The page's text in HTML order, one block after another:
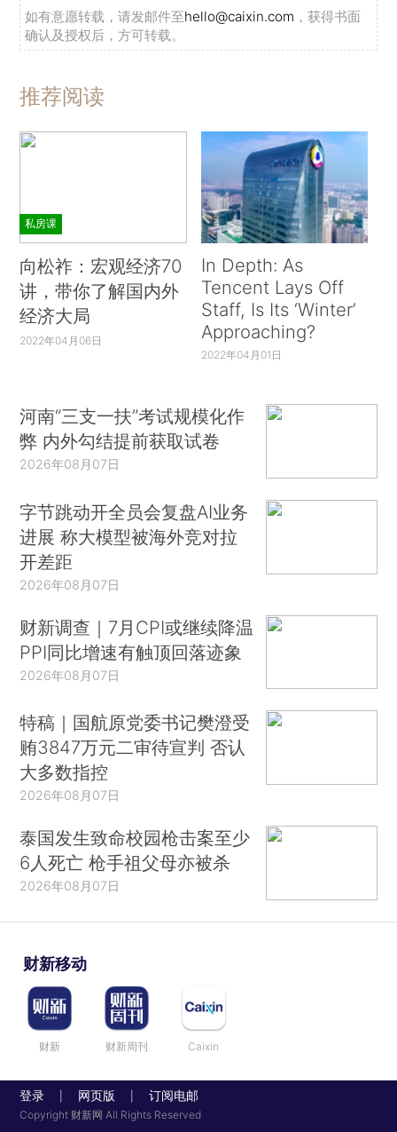
如有意愿转载，请发邮件至hello@caixin.com ，获得书面
确认及授权后，方可转载。
推荐阅读
私房课
向松祚：宏观经济70
讲，带你了解国内外
经济大局
2022年04月06日
In Depth: As
Tencent Lays Off
Staff, Is Its ‘Winter’
Approaching?
2022年04月01日
河南“三支一扶”考试规模化作
弊 内外勾结提前获取试卷
2026年08月07日
字节跳动开全员会复盘AI业务
进展 称大模型被海外竞对拉
开差距
2026年08月07日
财新调查｜7月CPI或继续降温
PPI同比增速有触顶回落迹象
2026年08月07日
特稿｜国航原党委书记樊澄受
贿3847万元二审待宣判 否认
大多数指控
2026年08月07日
泰国发生致命校园枪击案至少
6人死亡 枪手祖父母亦被杀
2026年08月07日
财新移动
财新 财新周刊 Caixin
登录 网页版 订阅电邮
Copyright 财新网 All Rights Reserved